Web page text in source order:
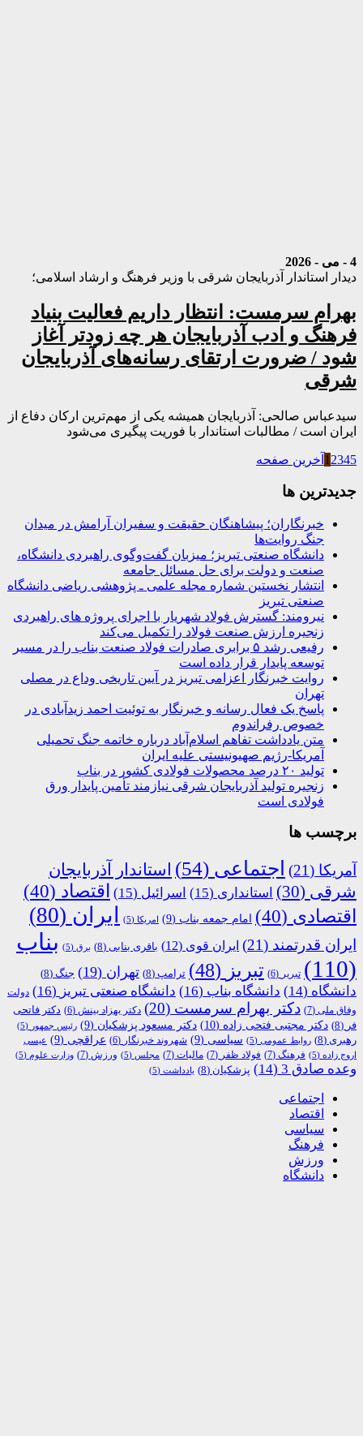
4 - می - 2026
دیدار استاندار آذربایجان شرقی با وزیر فرهنگ و ارشاد اسلامی؛
بهرام سرمست: انتظار داریم فعالیت بنیاد
فرهنگ و ادب آذربایجان هر چه زودتر آغاز
شود / ضرورت ارتقای رسانه‌های آذربایجان
شرقی
سیدعباس صالحی: آذربایجان همیشه یکی از مهم‌ترین ارکان دفاع از
ایران است / مطالبات استاندار با فوریت پیگیری می‌شود
1 2345 آخرین صفحه
جديدترين ها
خبرنگاران؛ پیشاهنگان حقیقت و سفیران آرامش در میدان
جنگ روایت‌ها
دانشگاه صنعتی تبریز؛ میزبان گفت‌وگوی راهبردی دانشگاه،
صنعت و دولت برای حل مسائل جامعه
انتشار نخستین شماره مجله علمی ـ پژوهشی ریاضی دانشگاه
صنعتی تبریز
نیرومند: گسترش فولاد شهریار با اجرای پروژه های راهبردی
زنجیره ارزش صنعت فولاد را تکمیل می‌کند
رفیعی رشد ۵ برابری صادرات فولاد صنعت بناب را در مسیر
توسعه پایدار قرار داده است
روایت خبرنگار اعزامی تبریز در آیین تاریخی وداع در مصلی
تهران
پاسخ یک فعال رسانه و خبرنگار به توئیت احمد زیدآبادی در
خصوص رفراندوم
متن یادداشت تفاهم اسلام‌آباد درباره خاتمه جنگ تحمیلی
آمریکا-رژیم صهیونیستی علیه ایران
تولید ۲۰ درصد محصولات فولادی کشور در بناب
زنجیره تولید آذربایجان شرقی نیازمند تأمین پایدار ورق
فولادی است
برچسب ها
آمریکا (21) اجتماعی (54)
استاندار آذربایجان
شرقی (30) استانداری (15) اسرائیل (15) اقتصاد (40)
اقتصادی (40) امام جمعه بناب (9) امریکا (5) ایران (80)
ایران قدرتمند (21) ایران قوی (12) باقری بنابی (8) برق (5)
بناب
(110)
تبریر (6) تبریز (48) ترامپ (8) تهران (19) جنگ (8)
دانشگاه (14) دانشگاه بناب (16) دانشگاه صنعتی تبریز (16)
دولت
وفاق ملی (7) دکتر بهرام سرمست (20) دکتر بهزاد بینش (6)
دکتر فاتحی
فر (8) دکتر مجتبی فتحی زاده (10) دکتر مسعود پزشکیان (9) رئیس جمهور (5)
رهبری (8) روابط عمومی (5) سیاسی (9) شهروند خبرنگار (6) عراقچی (9)
عیسی
اروج زاده (5) فرهنگ (7) فولاد ظفر (7) مالیات (7) مجلس (5) ورزش (7) وزارت علوم (5)
وعده صادق 3 (14) پزشکیان (8) یادداشت (5)
اجتماعی
اقتصاد
سیاسی
فرهنگ
ورزش
دانشگاه